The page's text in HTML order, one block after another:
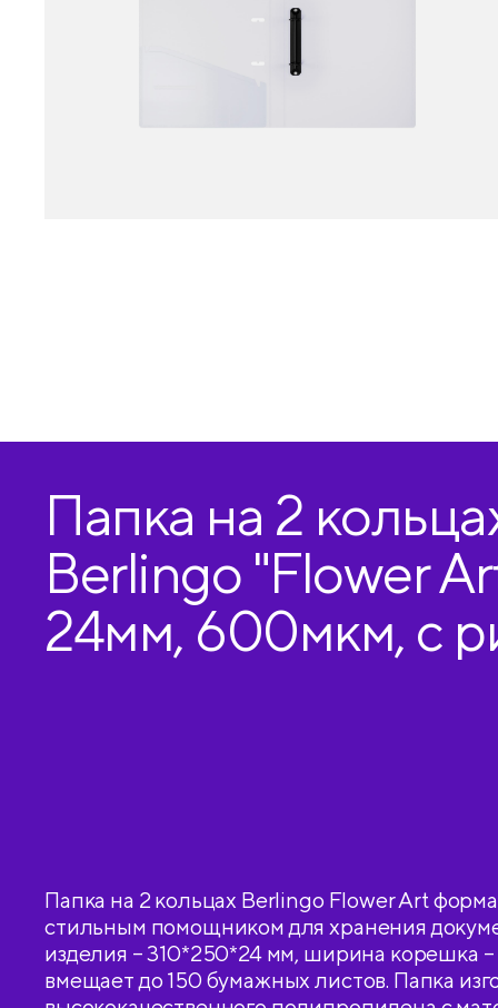
Папка на 2
Berlingo "Flower
24мм, 600мкм, с
Папка на 2 кольцах Berlingo Flower Art
стильным помощником для хранения
изделия – 310*250*24 мм, ширина корешка
вмещает до 150 бумажных листов. Папка